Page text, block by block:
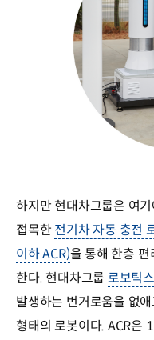
하지만 현대차그룹은 여
접목한 전기차 자동 충전
이하 ACR)을 통해 한층
한다. 현대차그룹 로보틱
발생하는 번거로움을 없
형태의 로봇이다. ACR은